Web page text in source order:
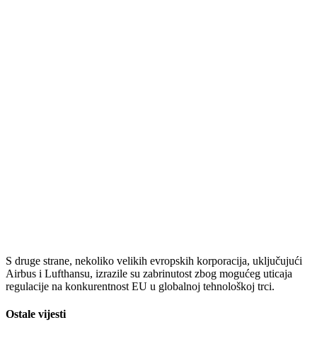
S druge strane, nekoliko velikih evropskih korporacija, uključujući
Airbus i Lufthansu, izrazile su zabrinutost zbog mogućeg uticaja
regulacije na konkurentnost EU u globalnoj tehnološkoj trci.
Ostale vijesti